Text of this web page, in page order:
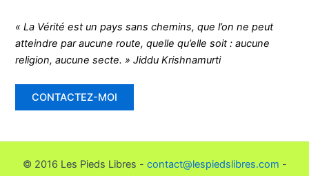
« La Vérité est un pays sans chemins, que l’on ne peut
atteindre par aucune route, quelle qu’elle soit : aucune
religion, aucune secte. » Jiddu Krishnamurti
CONTACTEZ-MOI
© 2016 Les Pieds Libres - contact@lespiedslibres.com -